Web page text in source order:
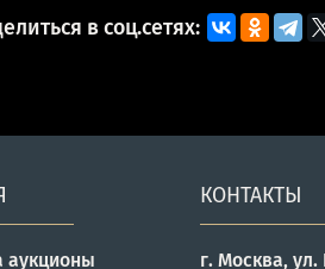
в соц.сетях:
аукционы
КОНТАКТЫ
г. Москва,